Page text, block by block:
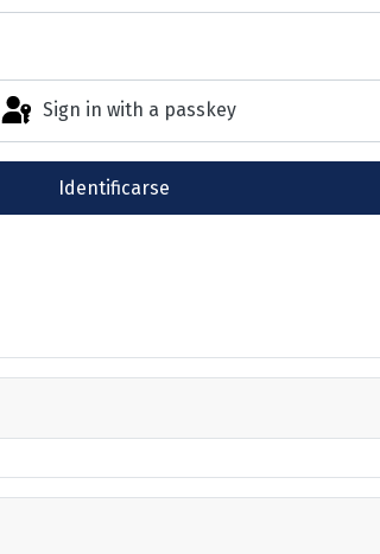
Sign in with a passkey
Identificarse